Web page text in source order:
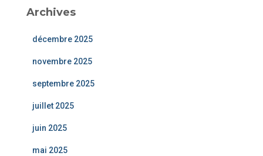
Archives
décembre 2025
novembre 2025
septembre 2025
juillet 2025
juin 2025
mai 2025